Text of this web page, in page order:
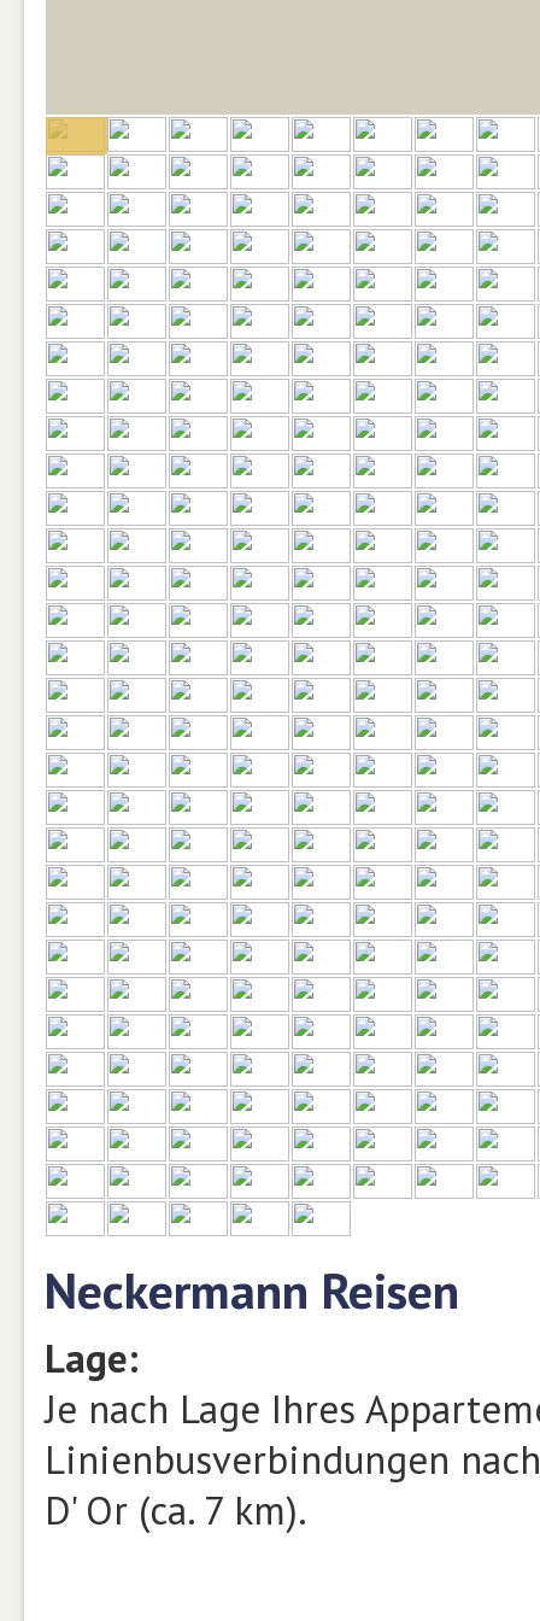
Neckermann Reisen
Lage:
Je nach Lage Ihres
Linienbusverbindungen
D' Or (ca. 7 km).